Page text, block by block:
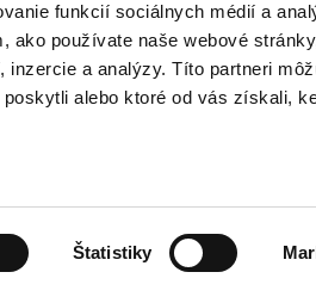
funkcií sociálnych médií a
ako používate naše webové
a analýzy. Títo partneri
alebo ktoré od vás získali,
Štatistiky
KontaktAktualityNáš tím Články